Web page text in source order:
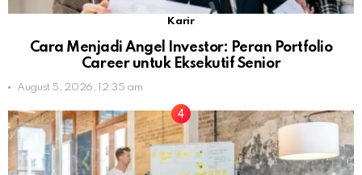
Karir
Cara Menjadi Angel Investor: Peran Portfolio
Career untuk Eksekutif Senior
August 5, 2026, 12:35 am